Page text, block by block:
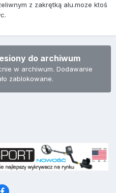
z zakrętką alu.moze ktoś
do archiwum
w archiwum. Dodawanie
zablokowane.